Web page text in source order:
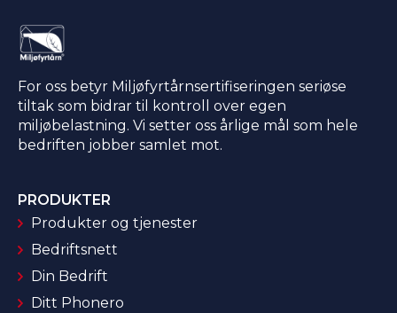
For oss betyr Miljøfyrtårnsertifiseringen seriøse
tiltak som bidrar til kontroll over egen
miljøbelastning. Vi setter oss årlige mål som hele
bedriften jobber samlet mot.
PRODUKTER
Produkter og tjenester
Bedriftsnett
Din Bedrift
Ditt Phonero